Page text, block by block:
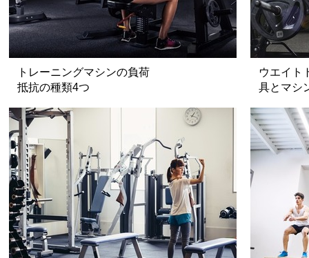
トレーニングマシンの負荷
抵抗の種類4つ
ウエイト
具とマシ